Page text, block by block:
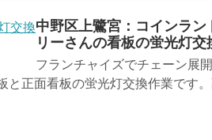
中野区上鷺宮：コインラン
リーさんの看板の蛍光灯交
フランチャイズでチェーン展開
と正面看板の蛍光灯交換作業です。